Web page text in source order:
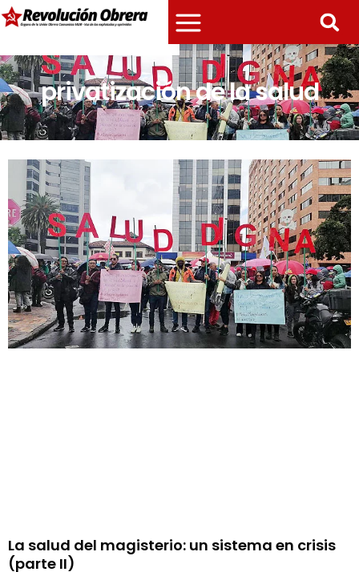
privatización de la salud
La salud del magisterio: un sistema en crisis
(parte II)